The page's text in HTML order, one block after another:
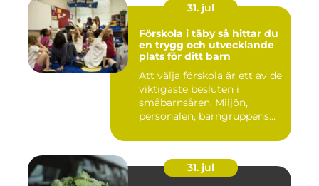
31. jul
Förskola i täby så hittar du
en trygg och utvecklande
plats för ditt barn
Att välja förskola är ett av de
viktigaste besluten i
småbarnsåren. Miljön,
personalen, barngruppens...
31. jul